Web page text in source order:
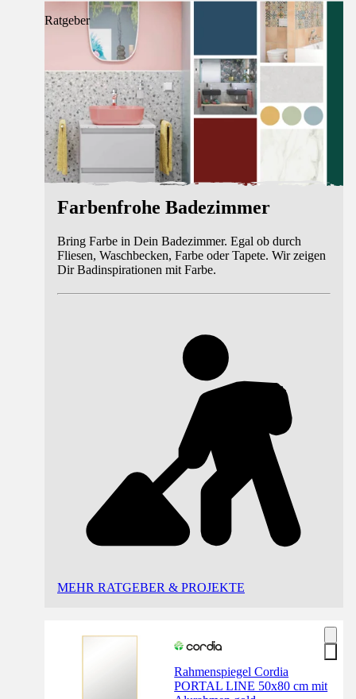
Ratgeber
Farbenfrohe Badezimmer
Bring Farbe in Dein Badezimmer. Egal ob durch
Fliesen, Waschbecken, Farbe oder Tapete. Wir zeigen
Dir Badinspirationen mit Farbe.
MEHR RATGEBER & PROJEKTE
Rahmenspiegel Cordia
PORTAL LINE 50x80 cm mit